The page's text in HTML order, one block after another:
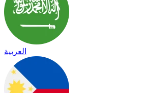
العربية